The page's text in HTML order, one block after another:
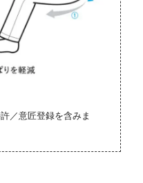
／意匠登録を含みま